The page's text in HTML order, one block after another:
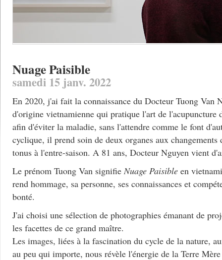
Nuage Paisible
samedi 15 janv. 2022
En 2020, j'ai fait la connaissance du Docteur Tuong Van
d'origine vietnamienne qui pratique l'art de l'acupuncture
afin d'éviter la maladie, sans l'attendre comme le font
cyclique, il prend soin de deux organes aux changements
tonus à l'entre-saison. A 81 ans, Docteur Nguyen vient
Le prénom Tuong Van signifieNuage Paisible en
rend hommage, sa personne, ses connaissances et
bonté.
J'ai choisi une sélection de photographies émanant de
les facettes de ce grand maître.
Les images, liées à la fascination du cycle de la nature,
au peu qui importe, nous révèle l'énergie de la Terre